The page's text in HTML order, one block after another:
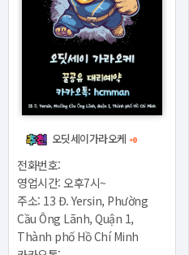
오딧세이가라오케 +0
전화번호:
영업시간: 오후7시~
주소: 13 Đ. Yersin, Phường
Cầu Ông Lãnh, Quận 1,
Thành phố Hồ Chí Minh